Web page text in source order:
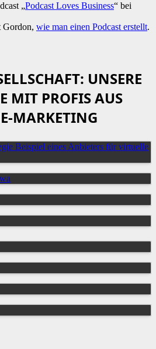
„Podcast Loves Business“ bei
Gordon, wie man einen Podcast erstellt.
UNSERE
MIT PROFIS AUS
MARKETING